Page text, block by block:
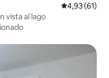
Calificación
4,93 (61)
Pent-house. Apto tipo Loft, con vista al lago
destacados